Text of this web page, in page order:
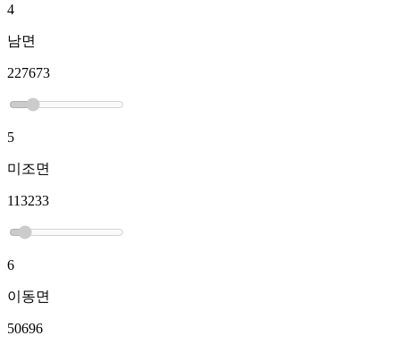
4
남면
227673
5
미조면
113233
6
이동면
50696